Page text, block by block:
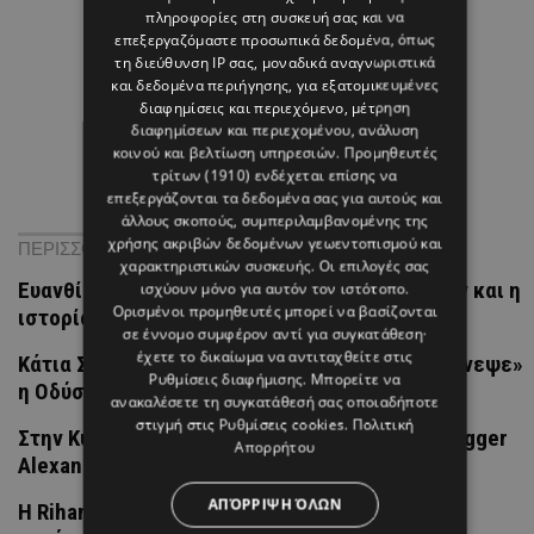
ΠΕΡΙΣΣΟΤΕΡΑ ΝΕΑ
Ευανθία Τσολάκη: Η νέα Υπουργός Μεταφορών και η
ιστορία της αναδοχής
Κάτια Σάββα: Διακοπές στα μέρη όπου «ζωντάνεψε»
η Οδύσσεια του Christopher Nolan
Στην Κύπρο για διακοπές η γνωστή fashion blogger
Alexandra Lapp
Η Rihanna επέστρεψε στα Μπαρμπάντος και
πληροφορίες στη συσκευή σας και να
επεξεργαζόμαστε προσωπικά δεδομένα, όπως
τη διεύθυνση IP σας, μοναδικά αναγνωριστικά
και δεδομένα περιήγησης, για εξατομικευμένες
διαφημίσεις και περιεχόμενο, μέτρηση
διαφημίσεων και περιεχομένου, ανάλυση
κοινού και βελτίωση υπηρεσιών. Προμηθευτές
τρίτων (1910) ενδέχεται επίσης να
επεξεργάζονται τα δεδομένα σας για αυτούς και
άλλους σκοπούς, συμπεριλαμβανομένης της
χρήσης ακριβών δεδομένων γεωεντοπισμού και
χαρακτηριστικών συσκευής. Οι επιλογές σας
ισχύουν μόνο για αυτόν τον ιστότοπο.
Ορισμένοι προμηθευτές μπορεί να βασίζονται
σε έννομο συμφέρον αντί για συγκατάθεση·
έχετε το δικαίωμα να αντιταχθείτε στις
Ρυθμίσεις διαφήμισης. Μπορείτε να
ανακαλέσετε τη συγκατάθεσή σας οποιαδήποτε
στιγμή στις Ρυθμίσεις cookies. Πολιτική
Απορρήτου
ΑΠΌΡΡΙΨΗ ΌΛΩΝ